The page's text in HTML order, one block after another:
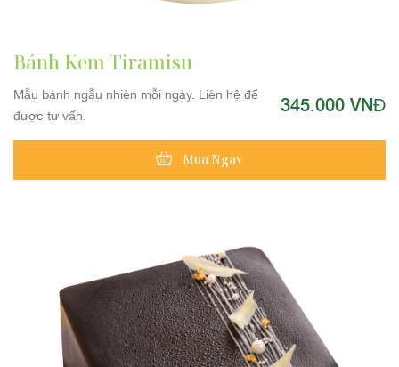
Bánh Kem Tiramisu
Mẫu bánh ngẫu nhiên mỗi ngày. Liên hệ để
được tư vấn.
345.000 VNĐ
Mua Ngay